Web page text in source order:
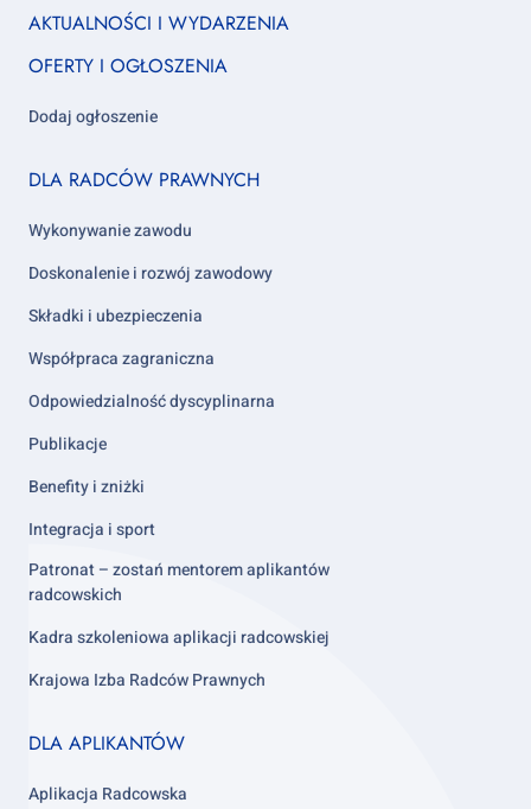
Footer
1
AKTUALNOŚCI I WYDARZENIA
OFERTY I OGŁOSZENIA
Dodaj ogłoszenie
Footer
2
DLA RADCÓW PRAWNYCH
Wykonywanie zawodu
Doskonalenie i rozwój zawodowy
Składki i ubezpieczenia
Współpraca zagraniczna
Odpowiedzialność dyscyplinarna
Publikacje
Benefity i zniżki
Integracja i sport
Patronat – zostań mentorem aplikantów
radcowskich
Kadra szkoleniowa aplikacji radcowskiej
Krajowa Izba Radców Prawnych
Footer
3
DLA APLIKANTÓW
Aplikacja Radcowska